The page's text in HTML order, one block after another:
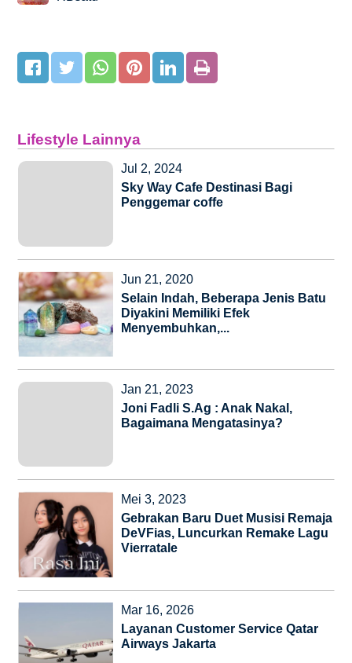
Lifestyle Lainnya
Jul 2, 2024
Sky Way Cafe Destinasi Bagi
Penggemar coffe
Jun 21, 2020
Selain Indah, Beberapa Jenis Batu
Diyakini Memiliki Efek
Menyembuhkan,...
Jan 21, 2023
Joni Fadli S.Ag : Anak Nakal,
Bagaimana Mengatasinya?
Mei 3, 2023
Gebrakan Baru Duet Musisi Remaja
DeVFias, Luncurkan Remake Lagu
Vierratale
Mar 16, 2026
Layanan Customer Service Qatar
Airways Jakarta